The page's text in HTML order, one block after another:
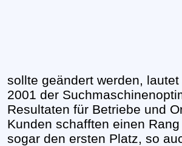
sollte geändert werden,
2001 der
Resultaten für Betriebe und
Kunden schafften einen
sogar den ersten Platz, so